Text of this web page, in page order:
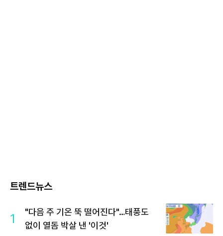
트렌드뉴스
1
"다음 주 기온 뚝 떨어진다"…태풍도
없이 열돔 박살 낸 '이것'